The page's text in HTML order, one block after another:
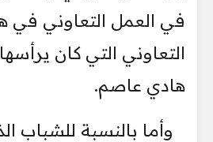
في العمل التعاوني في
التعاوني التي كان
هادي عاصم.
وأما بالنسبة للشباب